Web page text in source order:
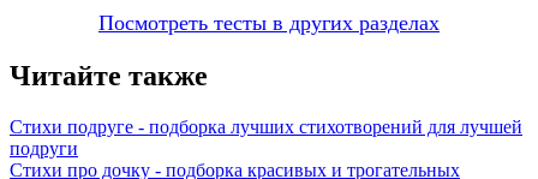
Посмотреть тесты в других разделах
Читайте также
Стихи подруге - подборка лучших стихотворений для лучшей
подруги
Стихи про дочку - подборка красивых и трогательных